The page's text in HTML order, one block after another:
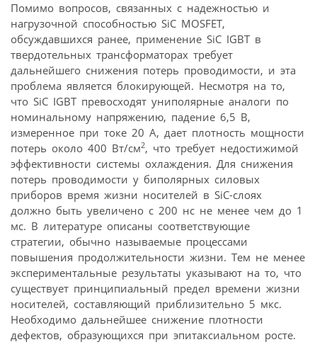
Помимо вопросов, связанных с надежностью и
нагрузочной способностью SiC MOSFET,
обсуждавшихся ранее, применение SiC IGBT в
твердотельных трансформаторах требует
дальнейшего снижения потерь проводимости, и эта
проблема является блокирующей. Несмотря на то,
что SiC IGBT превосходят униполярные аналоги по
номинальному напряжению, падение 6,5 В,
измеренное при токе 20 А, дает плотность мощности
потерь около 400 Вт/см2, что требует недостижимой
эффективности системы охлаждения. Для снижения
потерь проводимости у биполярных силовых
приборов время жизни носителей в SiC-слоях
должно быть увеличено с 200 нс не менее чем до 1
мс. В литературе описаны соответствующие
стратегии, обычно называемые процессами
повышения продолжительности жизни. Тем не менее
экспериментальные результаты указывают на то, что
существует принципиальный предел времени жизни
носителей, составляющий приблизительно 5 мкс.
Необходимо дальнейшее снижение плотности
дефектов, образующихся при эпитаксиальном росте.